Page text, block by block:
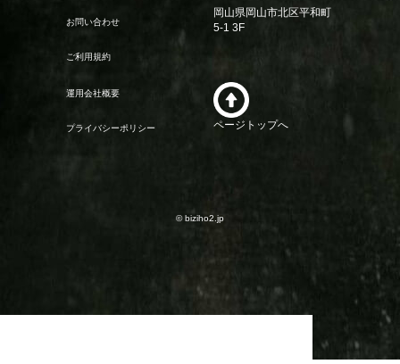
お問い合わせ
ご利用規約
運用会社概要
プライバシーポリシー
岡山県岡山市北区平和町
5-1 3F
ページトップへ
© biziho2.jp